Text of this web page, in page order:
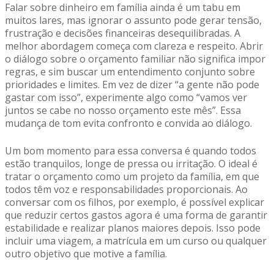
Falar sobre dinheiro em família ainda é um tabu em
muitos lares, mas ignorar o assunto pode gerar tensão,
frustração e decisões financeiras desequilibradas. A
melhor abordagem começa com clareza e respeito. Abrir
o diálogo sobre o orçamento familiar não significa impor
regras, e sim buscar um entendimento conjunto sobre
prioridades e limites. Em vez de dizer “a gente não pode
gastar com isso”, experimente algo como “vamos ver
juntos se cabe no nosso orçamento este mês”. Essa
mudança de tom evita confronto e convida ao diálogo.
Um bom momento para essa conversa é quando todos
estão tranquilos, longe de pressa ou irritação. O ideal é
tratar o orçamento como um projeto da família, em que
todos têm voz e responsabilidades proporcionais. Ao
conversar com os filhos, por exemplo, é possível explicar
que reduzir certos gastos agora é uma forma de garantir
estabilidade e realizar planos maiores depois. Isso pode
incluir uma viagem, a matrícula em um curso ou qualquer
outro objetivo que motive a família.